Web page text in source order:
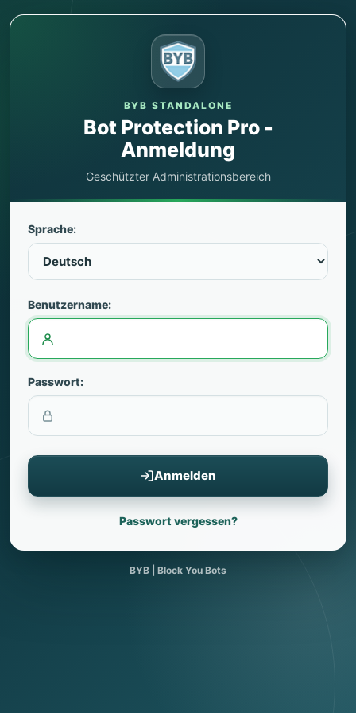
BYB STANDALONE
Bot Protection Pro -
Anmeldung
Geschützter Administrationsbereich
Sprache:
Benutzername:
Passwort:
Anmelden
Passwort vergessen?
BYB | Block You Bots